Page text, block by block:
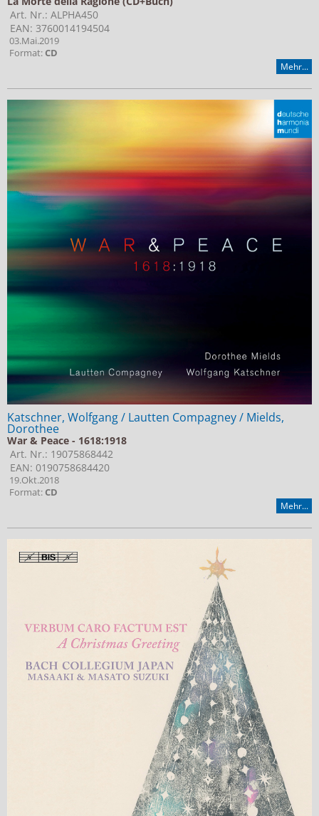
Art. Nr.: ALPHA450
EAN: 3760014194504
03.Mai.2019
Format:CD
Mehr...
Katschner, Wolfgang / Lautten Compagney / Mields,
Dorothee
War & Peace - 1618:1918
Art. Nr.: 19075868442
EAN: 0190758684420
19.Okt.2018
Format:CD
Mehr...